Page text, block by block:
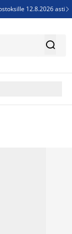
12.8.2026 asti 
